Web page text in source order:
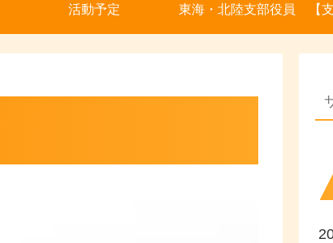
活動予定 東海・北陸支部役員